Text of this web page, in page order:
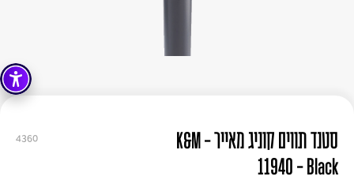
4360
סטנד תווים קוניג מאייר - K&M
11940 - Black